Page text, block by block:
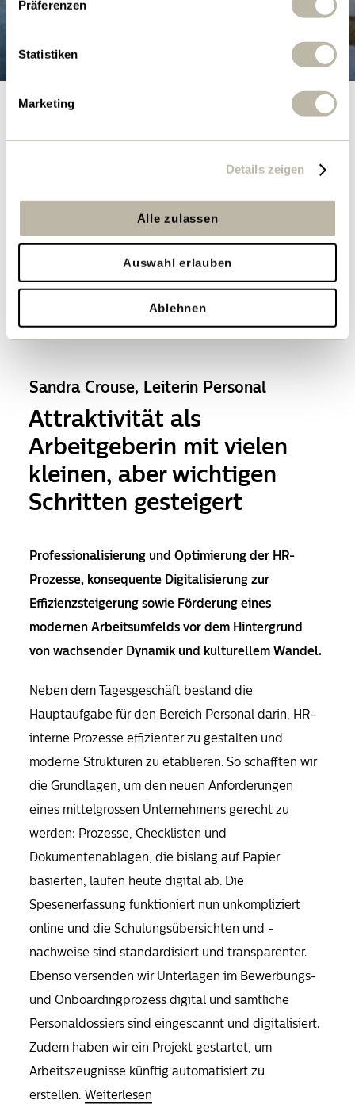
Präferenzen
Statistiken
Marketing
Details zeigen
Alle zulassen
Auswahl erlauben
Ablehnen
Pascal Vogel, Leiter Finanzen
Finanzen HR Sicherheit Abwasser
Abfall Energie
Sandra Crouse, Leiterin Personal
Attraktivität als
Arbeitgeberin mit vielen
kleinen, aber wichtigen
Schritten gesteigert
Professionalisierung und Optimierung der HR­
Prozesse, konsequente Digitalisierung zur
Effizienzsteigerung sowie Förderung eines
modernen Arbeitsumfelds vor dem Hintergrund
von wachsender Dynamik und kulturellem Wandel.
Neben dem Tagesgeschäft bestand die
Hauptaufgabe für den Bereich Personal darin, HR-
interne Prozesse effizienter zu gestalten und
moderne Strukturen zu etablieren. So schafften wir
die Grundlagen, um den neuen Anforderungen
eines mittelgrossen Unternehmens gerecht zu
werden: Prozesse, Checklisten und
Dokumentenablagen, die bislang auf Papier
basierten, laufen heute digital ab. Die
Spesenerfassung funktioniert nun unkompliziert
online und die Schulungsübersichten und -
nachweise sind standardisiert und transparenter.
Ebenso versenden wir Unterlagen im Bewerbungs-
und Onboardingprozess digital und sämtliche
Personaldossiers sind eingescannt und digitalisiert.
Zudem haben wir ein Projekt gestartet, um
Arbeitszeugnisse künftig automatisiert zu
erstellen. Weiterlesen